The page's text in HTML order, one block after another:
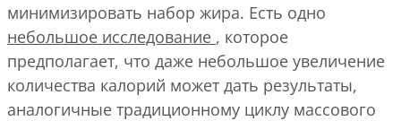
минимизировать набор жира. Есть одно
небольшое исследование , которое
предполагает, что даже небольшое увеличение
количества калорий может дать результаты,
аналогичные традиционному циклу массового